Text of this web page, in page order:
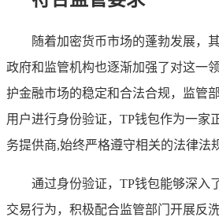
随着加密货币市场的蓬勃发展，
政府和监管机构也逐渐加强了对这一
护金融市场的稳定和合法合规，监管
用户进行身份验证，TP钱包作为一家
务提供商,始终严格遵守相关的法律法
通过身份验证，TP钱包能够深入
交易行为，积极配合监管部门开展反